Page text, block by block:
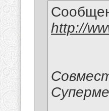
http://